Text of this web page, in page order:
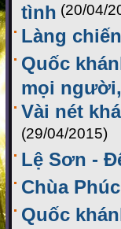
tình (20/04/
Làng
Quốc
mọi
Vài nét
(29/04/2015)
Lệ Sơn -
Chùa
Quốc